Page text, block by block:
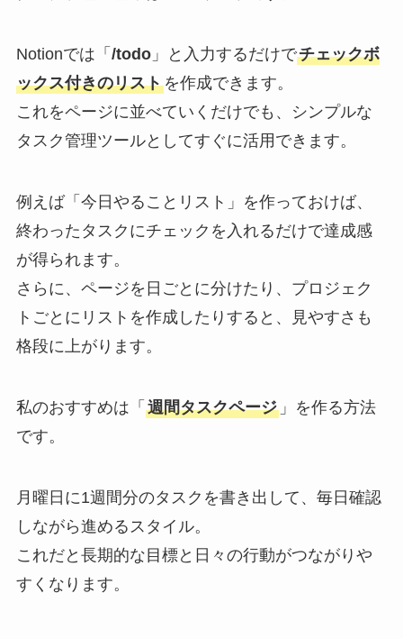
Notionでは「 /todo」と入力するだけでチェックボ
ックス付きのリストを作成できます。
これをページに並べていくだけでも、シンプルな
タスク管理ツールとしてすぐに活用できます。
例えば「今日やることリスト」を作っておけば、
終わったタスクにチェックを入れるだけで達成感
が得られます。
さらに、ページを日ごとに分けたり、プロジェク
トごとにリストを作成したりすると、見やすさも
格段に上がります。
私のおすすめは「 週間タスクページ」を作る方法
です。
月曜日に1週間分のタスクを書き出して、毎日確認
しながら進めるスタイル。
これだと長期的な目標と日々の行動がつながりや
すくなります。